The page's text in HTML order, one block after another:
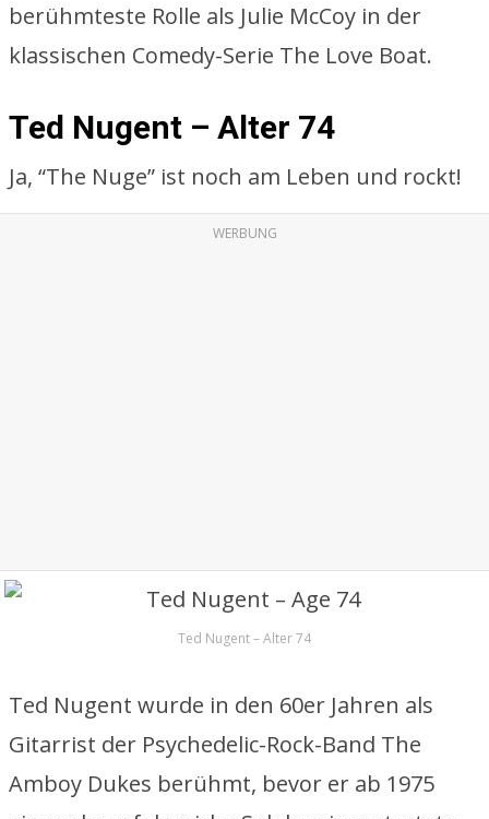
berühmteste Rolle als Julie McCoy in der
klassischen Comedy-Serie The Love Boat.
Ted Nugent – Alter 74
Ja, “The Nuge” ist noch am Leben und rockt!
WERBUNG
Ted Nugent – Alter 74
Ted Nugent wurde in den 60er Jahren als
Gitarrist der Psychedelic-Rock-Band The
Amboy Dukes berühmt, bevor er ab 1975